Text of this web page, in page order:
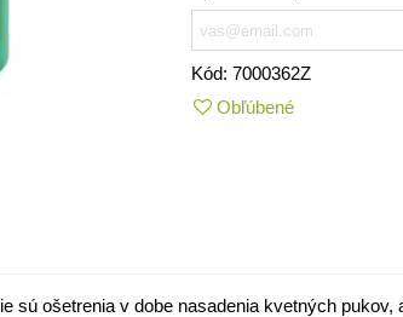
Kód: 7000362Z
Obľúbené
sú ošetrenia v dobe nasadenia kvetných pukov,